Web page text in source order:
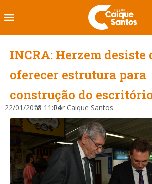
INCRA: Herzem desiste
oferecer estrutura para
construção do
22/01/2018
às 11:04
Por Caique Santos